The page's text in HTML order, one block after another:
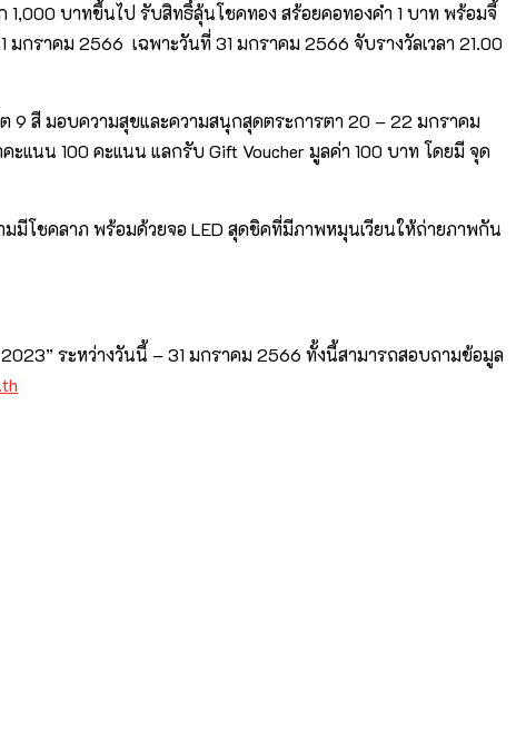
1,000 บาทขึ้นไป รับสิทธิ์ลุ้นโชคทอง สร้อยคอทองคำ 1 บาท พร้อมจี้
มกราคม 2566 เฉพาะวันที่ 31 มกราคม 2566 จับรางวัลเวลา 21.00
9 สี มอบความสุขและความสนุกสุดตระการตา 20 – 22 มกราคม
แนน 100 คะแนน แลกรับ Gift Voucher มูลค่า 100 บาท โดยมี จุด
โชคลาภ พร้อมด้วยจอ LED สุดชิคที่มีภาพหมุนเวียนให้ถ่ายภาพกัน
2023” ระหว่างวันนี้ – 31 มกราคม 2566 ทั้งนี้สามารถสอบถามข้อมูล